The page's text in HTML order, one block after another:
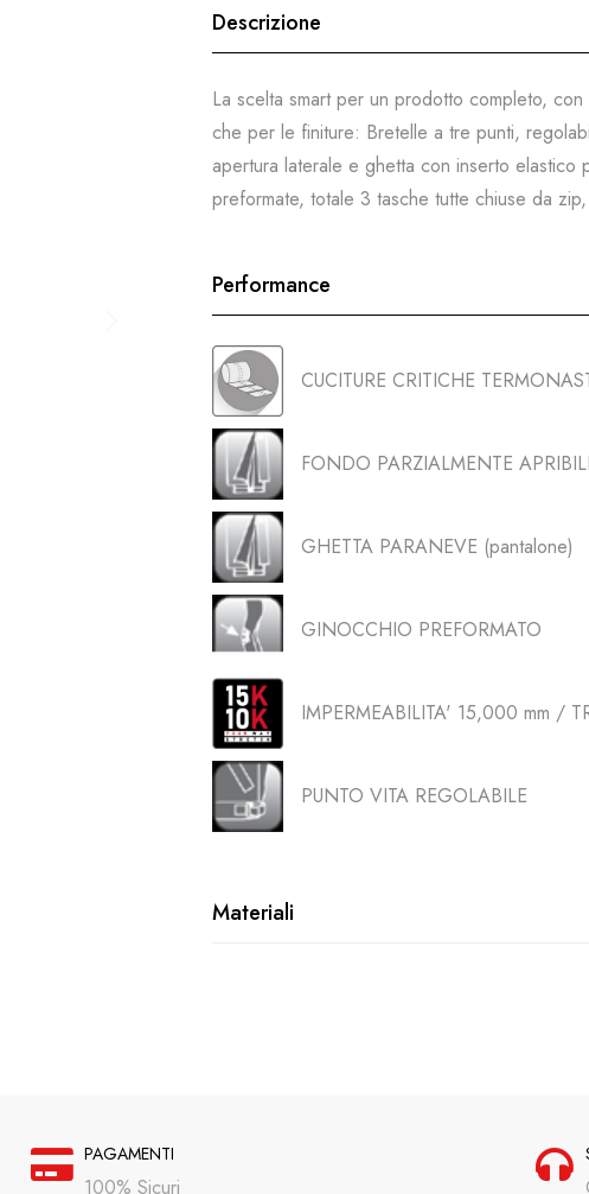
Descrizione
La scelta smart per un prodotto completo,
che per le finiture: Bretelle a tre punti,
apertura laterale e ghetta con inserto elastico
preformate, totale 3 tasche tutte chiuse da
Performance
CUCITURE CRITICHE
FONDO PARZIALMENTE
GHETTA PARANEVE (pantalone)
GINOCCHIO PREFORMATO
IMPERMEABILITA' 15,000 mm /
PUNTO VITA REGOLABILE
Materiali
PAGAMENTI
100% Sicuri